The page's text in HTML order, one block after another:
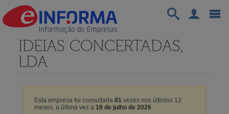
IDEIAS CONCERTADAS,
LDA
Esta empresa foi consultada 81vezes nos últimos 12
meses, a última vez a 18 de julho de 2026.